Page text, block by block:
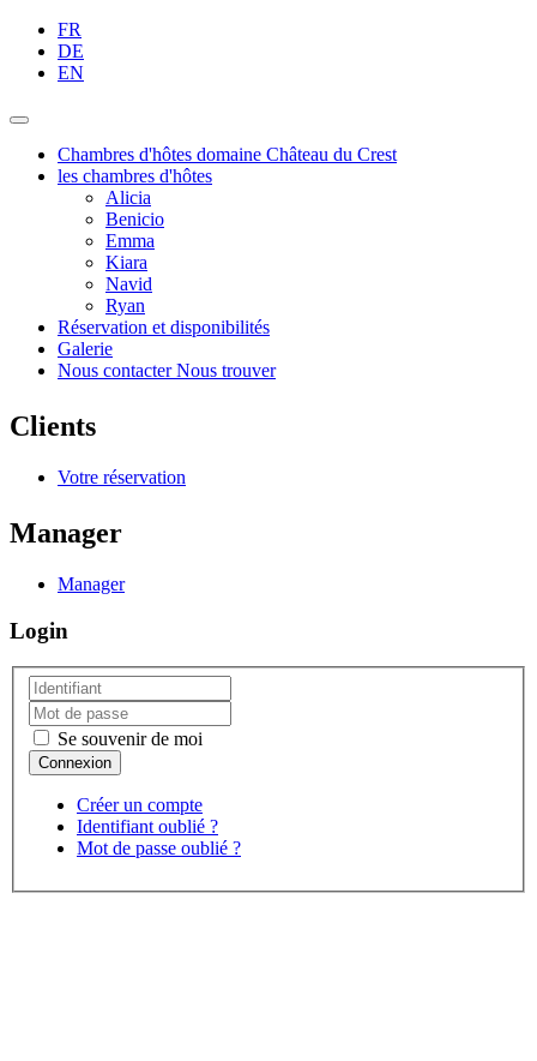
FR
DE
EN
Chambres d'hôtes domaine Château du Crest
les chambres d'hôtes
Alicia
Benicio
Emma
Kiara
Navid
Ryan
Réservation et disponibilités
Galerie
Nous contacter Nous trouver
Clients
Votre réservation
Manager
Manager
Login
Se souvenir de moi
Créer un compte
Identifiant oublié ?
Mot de passe oublié ?